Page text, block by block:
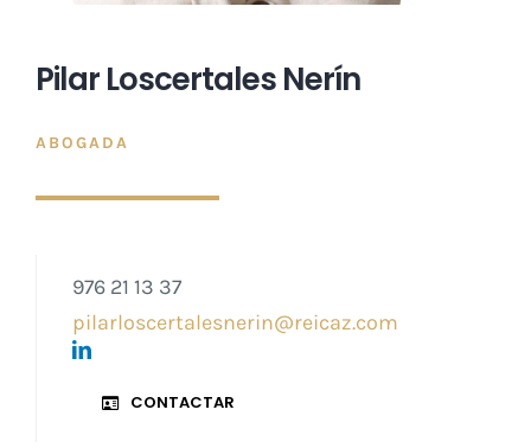
Pilar Loscertales Nerín
ABOGADA
976 21 13 37
pilarloscertalesnerin@reicaz.com
CONTACTAR